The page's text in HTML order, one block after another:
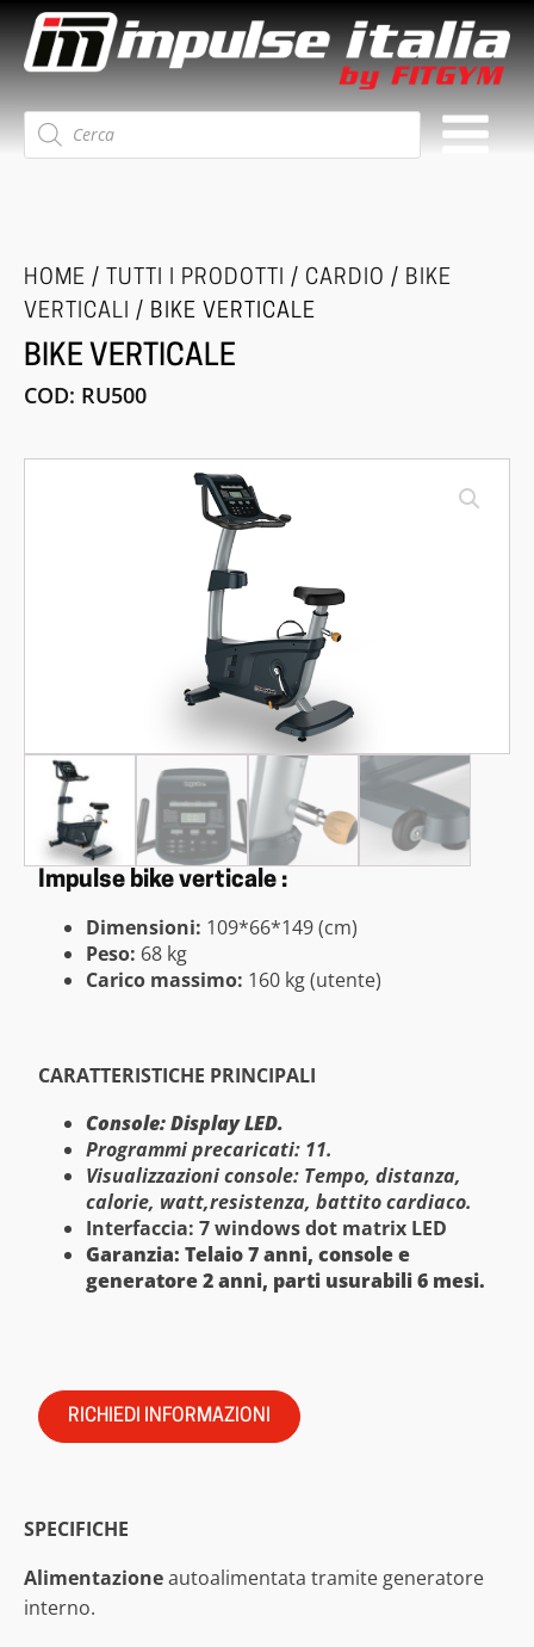
Ricerca
prodotti
HOME / TUTTI I PRODOTTI / CARDIO / BIKE
VERTICALI / BIKE VERTICALE
BIKE VERTICALE
COD: RU500
Impulse bike verticale :
Dimensioni: 109*66*149 (cm)
Peso: 68 kg
Carico massimo: 160 kg (utente)
CARATTERISTICHE PRINCIPALI
Console: Display LED.
Programmi precaricati: 11.
Visualizzazioni console: Tempo, distanza,
calorie, watt,resistenza, battito cardiaco.
Interfaccia: 7 windows dot matrix LED
Garanzia: Telaio 7 anni, console e
generatore 2 anni, parti usurabili 6 mesi.
RICHIEDI INFORMAZIONI
SPECIFICHE
Alimentazioneautoalimentata tramite generatore
interno.